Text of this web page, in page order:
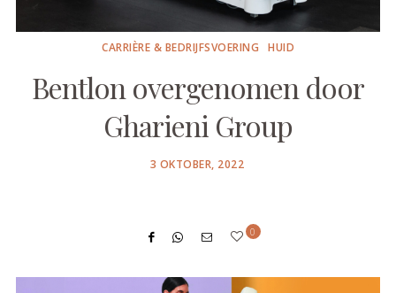
CARRIÈRE & BEDRIJFSVOERING HUID
Bentlon overgenomen door
Gharieni Group
POSTED
3 OKTOBER, 2022
0